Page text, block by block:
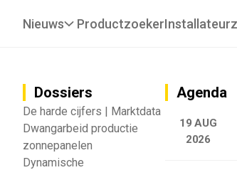
Nieuws Productzoeker
Dossiers
De harde cijfers | Marktdata
Dwangarbeid productie
zonnepanelen
Dynamische
Agenda
19 AUG
2026